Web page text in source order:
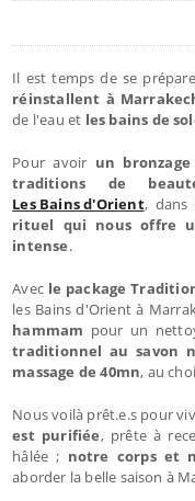
Il est temps de se
réinstallent à
de l'eau et les bains de
Pour avoir un
traditions de
Les Bains d'Orient, dans
rituel qui nous offre
intense.
Avec le package
les Bains d'Orient à
hammam pour un
traditionnel au savon
massage de 40mn, au
Nous voilà prêt.e.s pour
est purifiée, prête à
hâlée ; notre corps et
aborder la belle saison à